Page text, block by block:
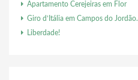
Apartamento Cerejeiras em Flor
Giro d’Itália em Campos do Jordão.
Liberdade!